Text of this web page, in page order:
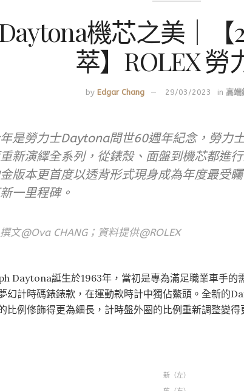
機芯之美｜【
萃】ROLEX 勞
by Edgar Chang 29/03/2023 in 高端
是勞力士Daytona問世60週年紀念，勞力
新演繹全系列，從錶殼、面盤到機芯都進
版本更首度以透背形式現身成為年度最受
一里程碑。
撰文@Ova CHANG；資料提供@ROLEX
Daytona誕生於1963年，當初是專為滿足職業車手的
幻計時碼錶錶款，在運動款時計中獨佔鰲頭。全新的
比例修飾得更為細長，計時盤外圈的比例重新調整變
新（左）